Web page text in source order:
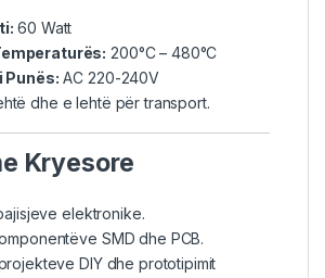
60 Watt
200°C – 480°C
Punës: AC 220-240V
dhe e lehtë për transport.
Kryesore
elektronike.
SMD dhe PCB.
DIY dhe prototipimit